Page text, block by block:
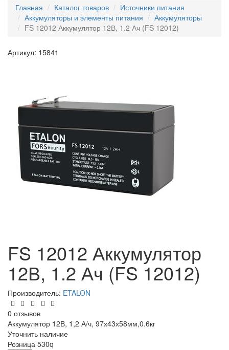
Главная
Каталог товаров
Источники питания
Аккумуляторы и элементы питания
Аккумуляторы
FS 12012 Аккумулятор 12В, 1.2 Ач (FS 12012)
Артикул: 15841
FS 12012 Аккумулятор
12В, 1.2 Ач (FS 12012)
Производитель: ETALON
0 отзывов
Аккумулятор 12В, 1,2 А/ч, 97х43х58мм,0.6кг
Уточнить наличие
Розница 530q